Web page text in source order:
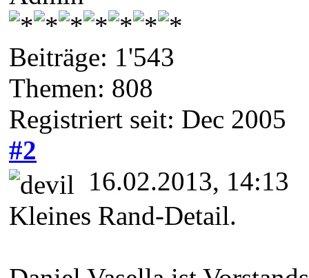
Beiträge: 1'543
Themen: 808
Registriert seit: Dec 2005
#2
16.02.2013, 14:13
Kleines Rand-Detail.